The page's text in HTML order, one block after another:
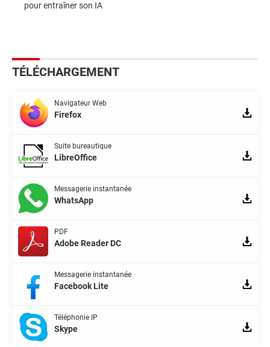
pour entraîner son IA
TÉLÉCHARGEMENT
Navigateur Web
Firefox
Suite bureautique
LibreOffice
Messagerie instantanée
WhatsApp
PDF
Adobe Reader DC
Messagerie instantanée
Facebook Lite
Téléphonie IP
Skype